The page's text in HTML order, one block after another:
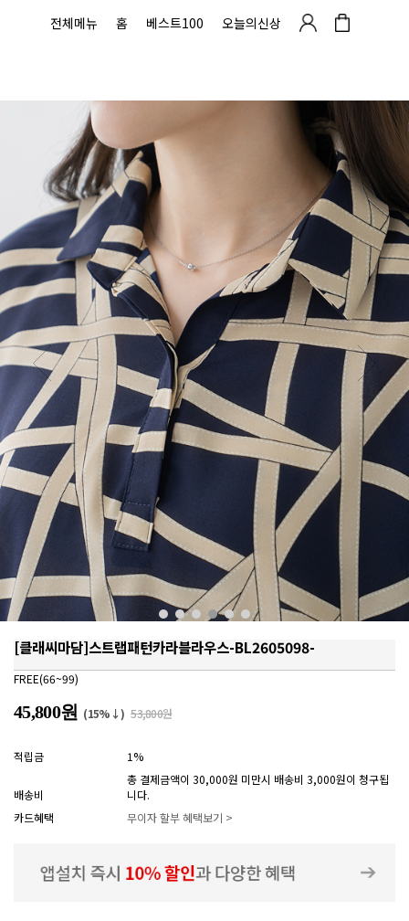
전체메뉴 홈 베스트100 오늘의신상
[클래씨마담]스트랩패턴카라블라우스-BL2605098-
FREE(66~99)
45,800원 (15%↓) 53,800원
적립금 1%
배송비
총 결제금액이 30,000원 미만시 배송비 3,000원이 청구됩
니다.
카드혜택
무이자 할부 혜택보기 >